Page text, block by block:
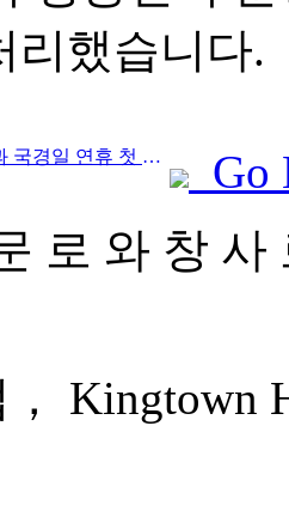
리했습니다.
Prev:상하이는 중추절과 국경일 연휴 첫 4일간 1,511만 명이 넘는 방문객을 맞이했는데, 이는 전년 대비 20% 이상 증가한 수치입니다.
Go
로 와 창
Kingtown